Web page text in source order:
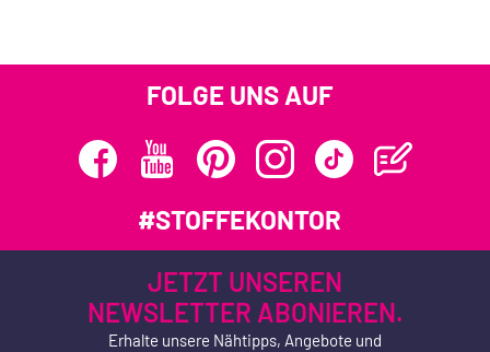
FOLGE UNS AUF
#STOFFEKONTOR
JETZT UNSEREN
NEWSLETTER ABONIEREN.
Erhalte unsere Nähtipps, Angebote und